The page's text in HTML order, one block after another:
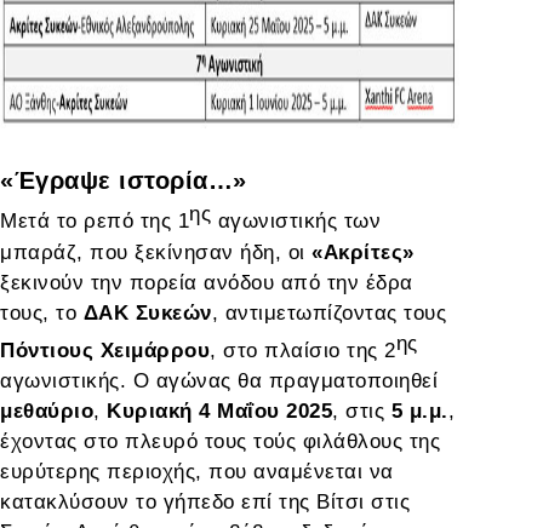
«Έγραψε ιστορία…»
Μετά το ρεπό της 1ης αγωνιστικής των
μπαράζ, που ξεκίνησαν ήδη, οι «Ακρίτες»
ξεκινούν την πορεία ανόδου από την έδρα
τους, το ΔΑΚ Συκεών, αντιμετωπίζοντας τους
Πόντιους Χειμάρρου, στο πλαίσιο της 2ης
αγωνιστικής. Ο αγώνας θα πραγματοποιηθεί
μεθαύριο, Κυριακή 4 Μαΐου 2025, στις 5 μ.μ.,
έχοντας στο πλευρό τους τούς φιλάθλους της
ευρύτερης περιοχής, που αναμένεται να
κατακλύσουν το γήπεδο επί της Βίτσι στις